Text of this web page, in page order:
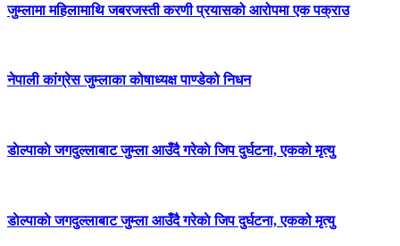
जुम्लामा महिलामाथि जबरजस्ती करणी प्रयासको आरोपमा एक पक्राउ
नेपाली कांग्रेस जुम्लाका कोषाध्यक्ष पाण्डेको निधन
डाेल्पाकाे जगदुल्लाबाट जुम्ला आउँदै गरेकाे जिप दुर्घटना, एकको मृत्यु
डाेल्पाकाे जगदुल्लाबाट जुम्ला आउँदै गरेकाे जिप दुर्घटना, एकको मृत्यु